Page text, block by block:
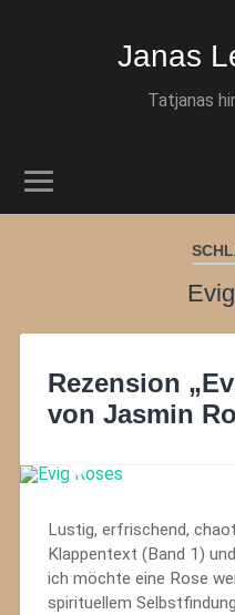
Janas
Tatjanas
Rezension
von Jasmin
Lustig, erfrischend,
Klappentext (Band 1)
ich möchte eine Rose
spirituellem